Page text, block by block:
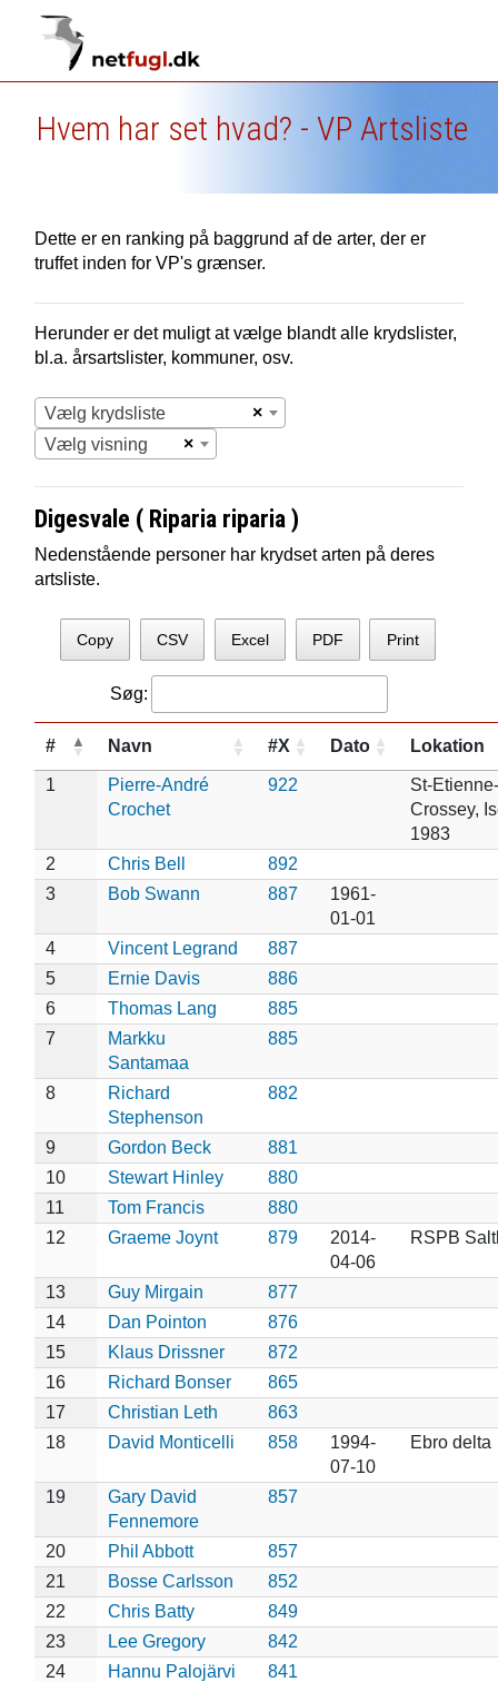
Hvem har set hvad? - VP Artsliste
Dette er en ranking på baggrund af de arter, der er
truffet inden for VP's grænser.
Herunder er det muligt at vælge blandt alle krydslister,
bl.a. årsartslister, kommuner, osv.
×
Vælg krydsliste
×
Vælg visning
Digesvale ( Riparia riparia )
Nedenstående personer har krydset arten på deres
artsliste.
Copy CSV Excel PDF Print
Søg:
# Navn #X Dato Lokation
1
Pierre-André
Crochet
922
St-
Crossey,
1983
2
Chris Bell
892
3
Bob Swann 887
1961-
01-01
4
Vincent Legrand
887
5
Ernie Davis
886
6
Thomas Lang
885
7
Markku
Santamaa
885
8
Richard
Stephenson
882
9 Gordon Beck
881
10
Stewart Hinley
880
11
Tom Francis
880
12
Graeme Joynt 879
2014-
04-06
RSPB
13 Guy Mirgain
877
14
Dan Pointon
876
15
Klaus Drissner
872
16
Richard Bonser
865
17
Christian Leth
863
18
David Monticelli 858
1994-
07-10
Ebro delta
19
Gary David
Fennemore
857
20 Phil Abbott
857
21
Bosse Carlsson
852
22
Chris Batty
849
23
Lee Gregory
842
24
Hannu Palojärvi
841